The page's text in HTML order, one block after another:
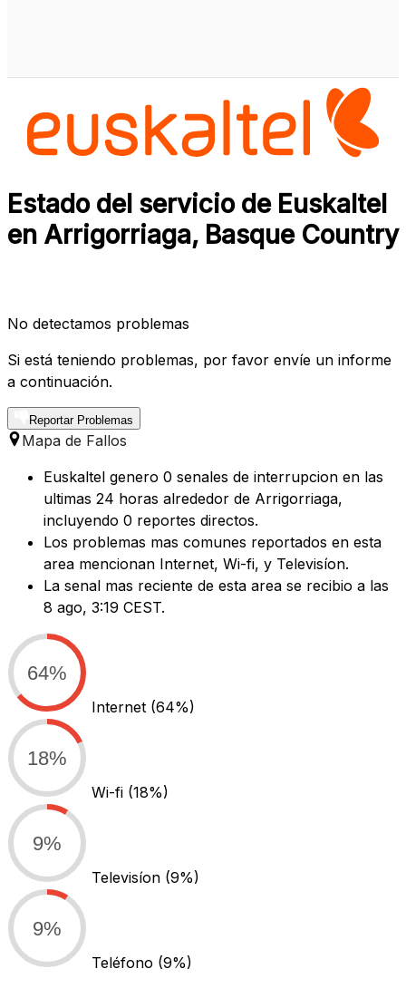
Estado del servicio de Euskaltel
en Arrigorriaga, Basque Country
No detectamos problemas
Si está teniendo problemas, por favor envíe un informe
a continuación.
Reportar Problemas
Mapa de Fallos
Euskaltel genero 0 senales de interrupcion en las
ultimas 24 horas alrededor de Arrigorriaga,
incluyendo 0 reportes directos.
Los problemas mas comunes reportados en esta
area mencionan Internet, Wi-fi, y Televisíon.
La senal mas reciente de esta area se recibio a las
8 ago, 3:19 CEST.
64%
Internet (64%)
18%
Wi-fi (18%)
9%
Televisíon (9%)
9%
Teléfono (9%)